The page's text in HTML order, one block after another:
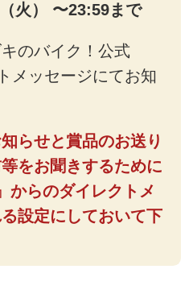
火） 〜23:59まで
のバイク！公式
メッセージにてお知
らせと賞品のお送り
をお聞きするために
からのダイレクトメ
設定にしておいて下